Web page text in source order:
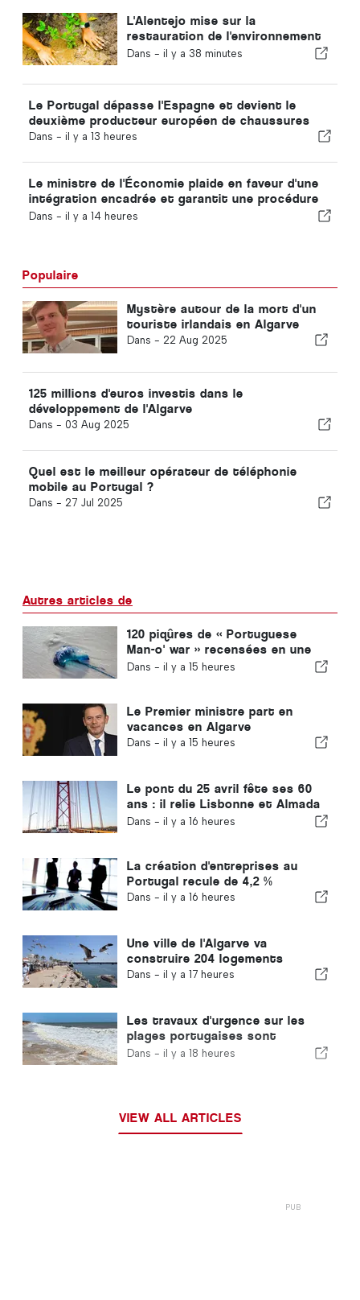
L'Alentejo mise sur la
restauration de l'environnement
grâce aux fonds européens
Dans - il y a 38 minutes
Le Portugal dépasse l'Espagne et devient le
deuxième producteur européen de chaussures
Dans - il y a 13 heures
Le ministre de l'Économie plaide en faveur d'une
intégration encadrée et garantit une procédure
accélérée pour les immigrés
Dans - il y a 14 heures
Populaire
Mystère autour de la mort d'un
touriste irlandais en Algarve
Dans - 22 Aug 2025
125 millions d'euros investis dans le
développement de l'Algarve
Dans - 03 Aug 2025
Quel est le meilleur opérateur de téléphonie
mobile au Portugal ?
Dans - 27 Jul 2025
Autres articles de
120 piqûres de « Portuguese
Man-o' war » recensées en une
seule journée
Dans - il y a 15 heures
Le Premier ministre part en
vacances en Algarve
Dans - il y a 15 heures
Le pont du 25 avril fête ses 60
ans : il relie Lisbonne et Almada
depuis tout ce temps
Dans - il y a 16 heures
La création d'entreprises au
Portugal recule de 4,2 %
Dans - il y a 16 heures
Une ville de l'Algarve va
construire 204 logements
Dans - il y a 17 heures
Les travaux d'urgence sur les
plages portugaises sont
terminés
Dans - il y a 18 heures
VIEW ALL ARTICLES